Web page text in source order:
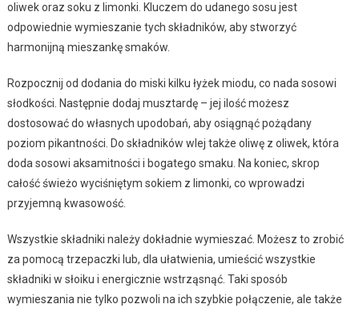
oliwek oraz soku z limonki. Kluczem do udanego sosu jest
odpowiednie wymieszanie tych składników, aby stworzyć
harmonijną mieszankę smaków.
Rozpocznij od dodania do miski kilku łyżek miodu, co nada sosowi
słodkości. Następnie dodaj musztardę – jej ilość możesz
dostosować do własnych upodobań, aby osiągnąć pożądany
poziom pikantności. Do składników wlej także oliwę z oliwek, która
doda sosowi aksamitności i bogatego smaku. Na koniec, skrop
całość świeżo wyciśniętym sokiem z limonki, co wprowadzi
przyjemną kwasowość.
Wszystkie składniki należy dokładnie wymieszać. Możesz to zrobić
za pomocą trzepaczki lub, dla ułatwienia, umieścić wszystkie
składniki w słoiku i energicznie wstrząsnąć. Taki sposób
wymieszania nie tylko pozwoli na ich szybkie połączenie, ale także